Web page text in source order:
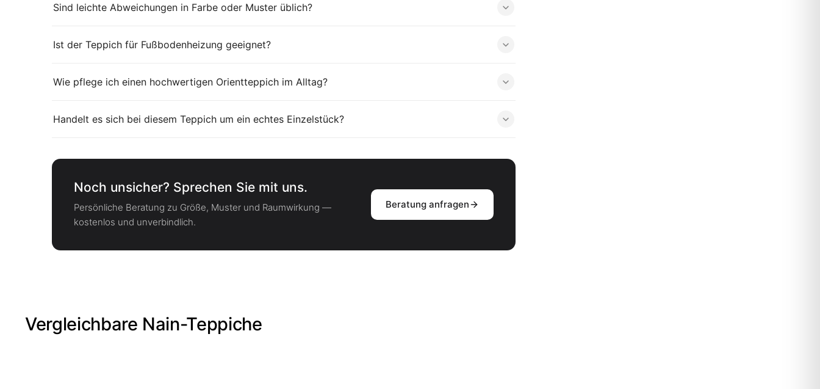
Sind leichte Abweichungen in Farbe oder Muster üblich?
Ist der Teppich für Fußbodenheizung geeignet?
Wie pflege ich einen hochwertigen Orientteppich im Alltag?
Handelt es sich bei diesem Teppich um ein echtes Einzelstück?
Noch unsicher? Sprechen Sie mit uns.
Persönliche Beratung zu Größe, Muster und Raumwirkung —
kostenlos und unverbindlich.
Beratung anfragen
Vergleichbare Nain-Teppiche